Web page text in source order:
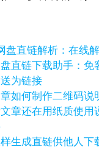
盘直链解析：在线
直链下载助手：免
为链接
如何制作二维码说
章还在用纸质使用
生成直链供他人下